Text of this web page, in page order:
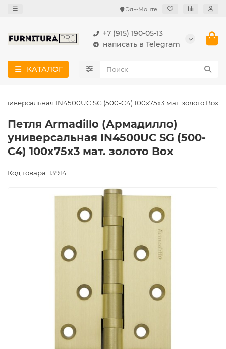
Эль-Монте
+7 (915) 190-05-13
написать в Telegram
КАТАЛОГ
IN4500UC SG (500-C4) 100x75x3 мат. золото Box
Петля Armadillo (Армадилло)
универсальная IN4500UC SG (500-
C4) 100x75x3 мат. золото Box
Код товара: 13914